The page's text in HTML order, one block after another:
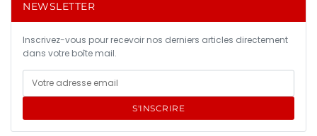
NEWSLETTER
Inscrivez-vous pour recevoir nos derniers articles directement
dans votre boîte mail.
S'INSCRIRE